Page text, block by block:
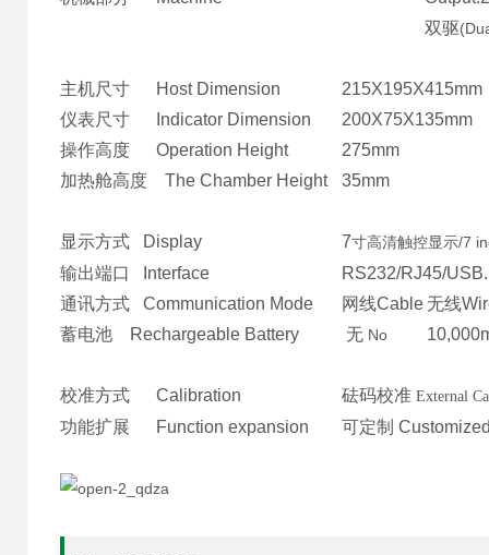
双驱
主机尺寸 Host Dimension
215X195X415mm
仪表尺寸 Indicator Dimension
200X75X135mm
操作高度 Operation Height
275mm
加热舱高度 The Chamber Height
35mm
显示方式 Display 7寸高清触控显示/7
输出端口 Interface
RS232/RJ45/
通讯方式 Communication Mode
网线Cable无线
蓄电池 Rechargeable Battery
无 No
校准方式 Calibration 砝码校准 External
功能扩展 Function expansion 可定制